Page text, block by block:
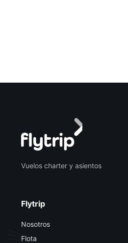
Vuelos charter y asientos
Flytrip
Nosotros
Flota